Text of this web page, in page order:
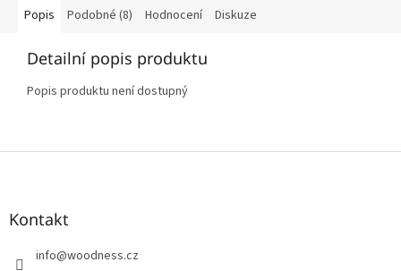
Popis Podobné (8) Hodnocení Diskuze
Detailní popis produktu
Popis produktu není dostupný
Z
Kontakt
info@woodness.cz